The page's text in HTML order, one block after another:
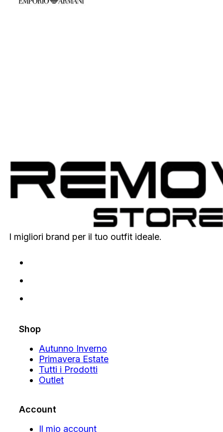
I migliori brand per il tuo outfit ideale.
Shop
Autunno Inverno
Primavera Estate
Tutti i Prodotti
Outlet
Account
Il mio account